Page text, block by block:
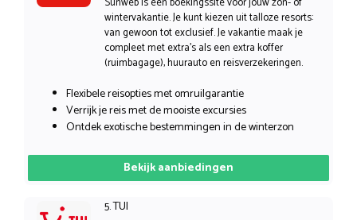
wintervakantie. Je kunt kiezen uit talloze resorts:
van gewoon tot exclusief. Je vakantie maak je
compleet met extra’s als een extra koffer
(ruimbagage), huurauto en reisverzekeringen.
Flexibele reisopties met omruilgarantie
Verrijk je reis met de mooiste excursies
Ontdek exotische bestemmingen in de winterzon
Bekijk aanbiedingen
5. TUI